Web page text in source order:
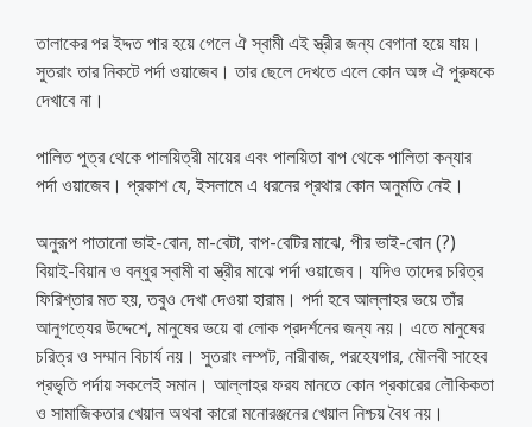
তালাকের পর ইদ্দত পার হয়ে গেলে ঐ স্বামী এই স্ত্রীর জন্য বেগানা হয়ে যায়।
সুতরাং তার নিকটে পর্দা ওয়াজেব। তার ছেলে দেখতে এলে কোন অঙ্গ ঐ পুরুষকে
দেখাবে না।
পালিত পুত্র থেকে পালয়িত্রী মায়ের এবং পালয়িতা বাপ থেকে পালিতা কন্যার
পর্দা ওয়াজেব। প্রকাশ যে, ইসলামে এ ধরনের প্রথার কোন অনুমতি নেই।
অনুরূপ পাতানো ভাই-বোন, মা-বেটা, বাপ-বেটির মাঝে, পীর ভাই-বোন (?)
বিয়াই-বিয়ান ও বন্ধুর স্বামী বা স্ত্রীর মাঝে পর্দা ওয়াজেব। যদিও তাদের চরিত্র
ফিরিশ্তার মত হয়, তবুও দেখা দেওয়া হারাম। পর্দা হবে আল্লাহর ভয়ে তাঁর
আনুগত্যের উদ্দেশে, মানুষের ভয়ে বা লোক প্রদর্শনের জন্য নয়। এতে মানুষের
চরিত্র ও সম্মান বিচার্য নয়। সুতরাং লম্পট, নারীবাজ, পরহেযগার, মৌলবী সাহেব
প্রভৃতি পর্দায় সকলেই সমান। আল্লাহর ফরয মানতে কোন প্রকারের লৌকিকতা
ও সামাজিকতার খেয়াল অথবা কারো মনোরঞ্জনের খেয়াল নিশ্চয় বৈধ নয়।